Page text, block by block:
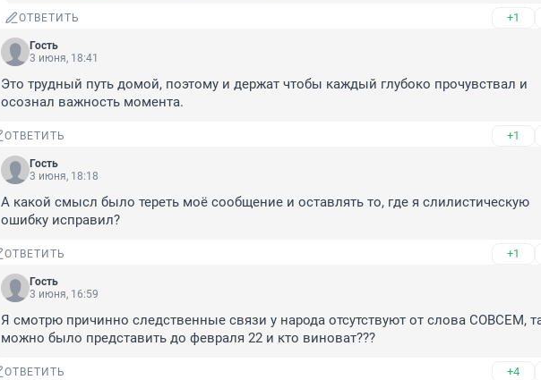
ОТВЕТИТЬ +1
Гость
3 июня, 18:41
Это трудный путь домой, поэтому и держат чтобы каждый глубоко прочувствал и
осознал важность момента.
ОТВЕТИТЬ +1
Гость
3 июня, 18:18
А какой смысл было тереть моё сообщение и оставлять то, где я слилистическую
ошибку исправил?
ОТВЕТИТЬ +1
Гость
3 июня, 16:59
Я смотрю причинно следственные связи у народа отсутствуют от слова СОВСЕМ,
можно было представить до февраля 22 и кто виноват???
ОТВЕТИТЬ +4